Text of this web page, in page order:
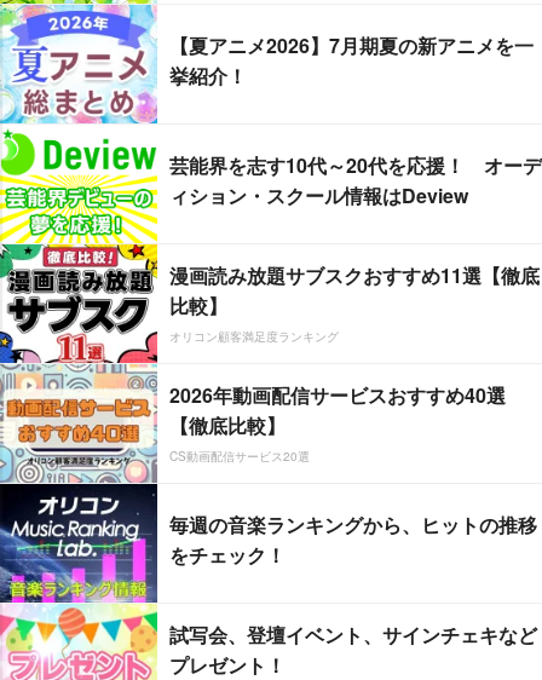
【夏アニメ2026】7月期夏の新アニメを一
挙紹介！
芸能界を志す10代～20代を応援！ オーデ
ィション・スクール情報はDeview
漫画読み放題サブスクおすすめ11選【徹底
比較】
オリコン顧客満足度ランキング
2026年動画配信サービスおすすめ40選
【徹底比較】
CS動画配信サービス20選
毎週の音楽ランキングから、ヒットの推移
をチェック！
試写会、登壇イベント、サインチェキなど
プレゼント！